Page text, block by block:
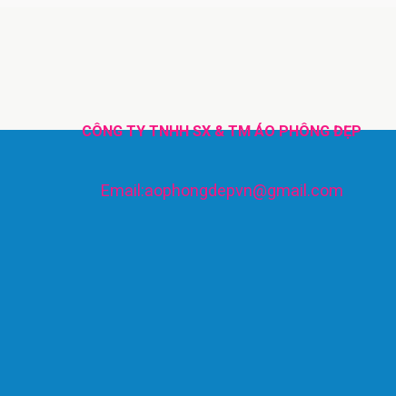
CÔNG TY TNHH SX & TM ÁO PHÔNG ĐẸP
Email:aophongdepvn@gmail.com